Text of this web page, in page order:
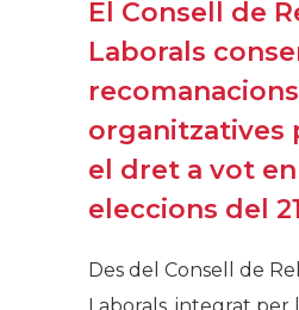
El Consell de
Laborals
recomanacions
organitzatives
el dret a vot
eleccions del
Des del Consell de